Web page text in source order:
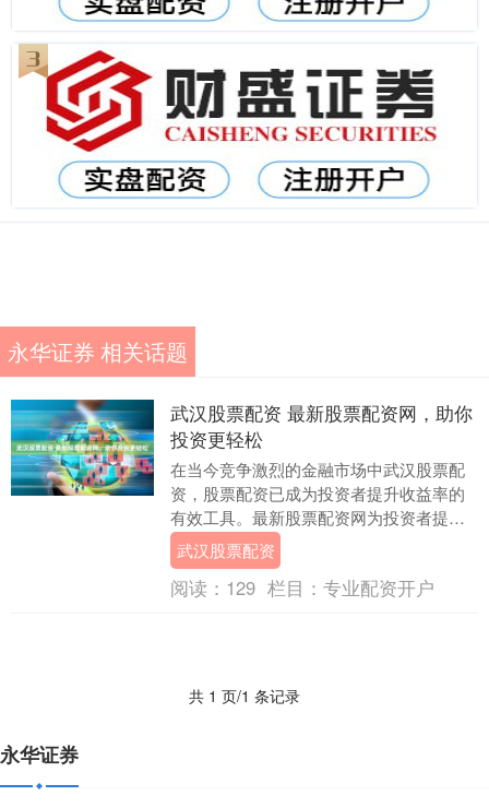
永华证券 相关话题
武汉股票配资 最新股票配资网，助你
投资更轻松
在当今竞争激烈的金融市场中武汉股票配
资，股票配资已成为投资者提升收益率的
有效工具。最新股票配资网为投资者提供
了一个便捷的平台，让他们可以轻松获得
配资服务，从而扩....
武汉股票配资
阅读： 129 栏目： 专业配资开户
共 1 页/1 条记录
永华证券